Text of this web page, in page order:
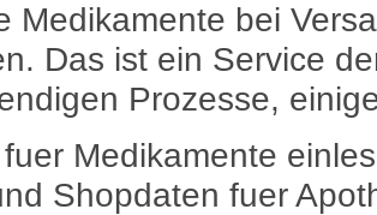
Medikamente bei
Das ist ein Service
Prozesse,
Medikamente
Shopdaten fuer